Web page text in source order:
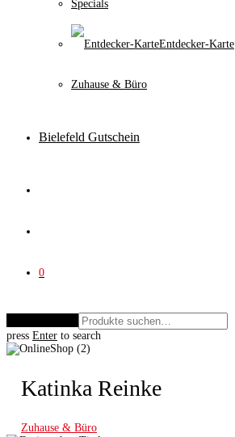
Specials
Entdecker-Karte
Zuhause & Büro
Bielefeld Gutschein
0
press Enter to search
Katinka Reinke
Zuhause & Büro